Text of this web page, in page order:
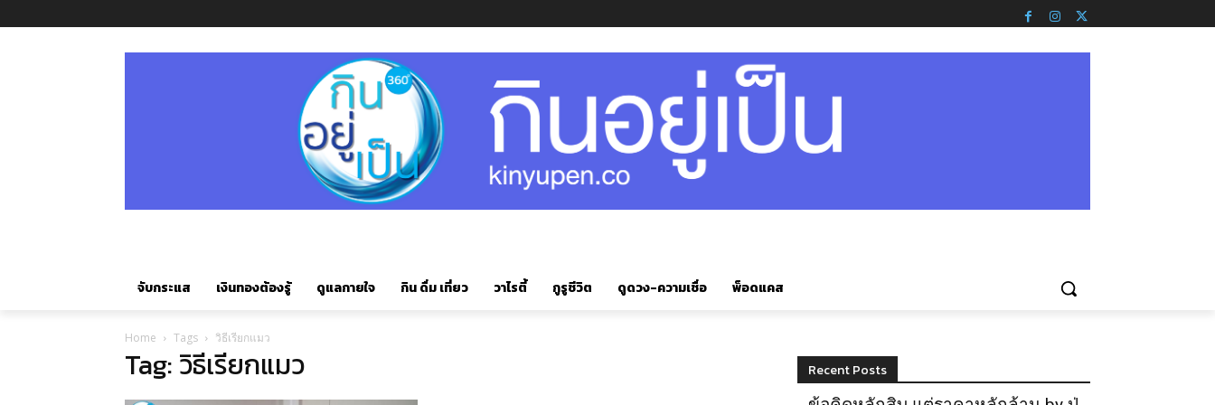
จับกระแส เงินทองต้องรู้ ดูแลกายใจ กิน ดื่ม เที่ยว วาไรตี้ กูรูชีวิต ดูดวง-ความเชื่อ พ็อดแคส
Home Tags วิธีเรียกแมว
Tag: วิธีเรียกแมว Recent Posts